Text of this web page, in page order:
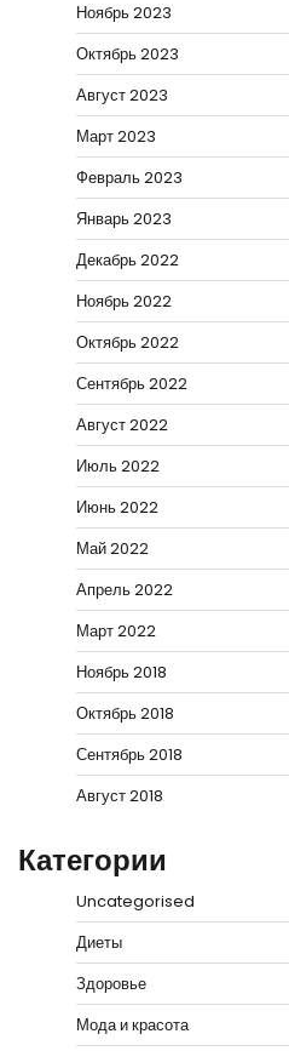
Ноябрь 2023
Октябрь 2023
Август 2023
Март 2023
Февраль 2023
Январь 2023
Декабрь 2022
Ноябрь 2022
Октябрь 2022
Сентябрь 2022
Август 2022
Июль 2022
Июнь 2022
Май 2022
Апрель 2022
Март 2022
Ноябрь 2018
Октябрь 2018
Сентябрь 2018
Август 2018
Категории
Uncategorised
Диеты
Здоровье
Мода и красота